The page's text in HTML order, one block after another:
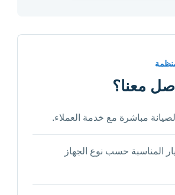
معنا؟
مباشرة مع خدمة العملاء.
المناسبة حسب نوع الجهاز